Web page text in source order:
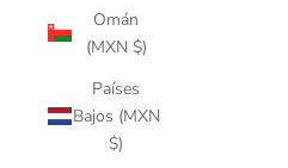
Omán
(MXN $)
Países
Bajos (MXN
$)